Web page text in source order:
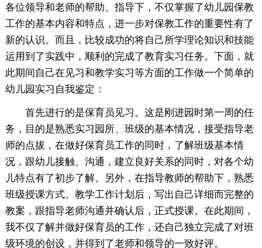
各位领导和老师的帮助、指导下，不仅掌握了幼儿园保教
工作的基本内容和特点，进一步对保教工作的重要性有了
新的认识。而且，比较成功的将自己所学理论知识和技能
运用到了实践中，顺利的完成了教育实习任务。下面，就
此期间自己在见习和教学实习等方面的工作做一个简单的
幼儿园实习自我鉴定：
首先进行的是保育员见习。这是刚进园时第一周的任
务，目的是熟悉实习园所、班级的基本情况，接受指导老
师的点拔，在做好保育员工作的同时，了解班级基本情
况，跟幼儿接触、沟通，建立良好关系的同时，对各个幼
儿特点有了初步了解。另外，在指导教师的帮助下，熟悉
班级授课方式、教学工作计划后，写出自己详细而完整的
教案，跟指导老师沟通并确认后，正式授课。在此期间，
我不仅了解并做好保育员的工作，还自己独立完成了对班
级环境的创设，并得到了老师和领导的一致好评。